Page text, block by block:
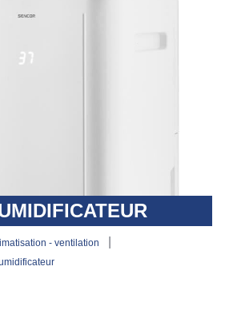
climatisation - ventilation